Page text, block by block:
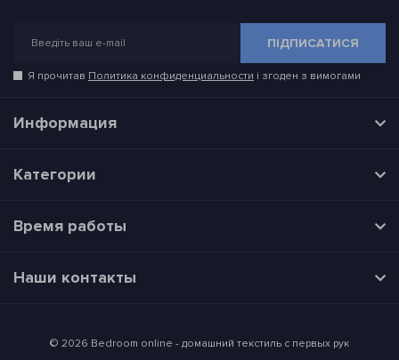
ПІДПИСАТИСЯ
Я прочитав Политика конфиденциальности і згоден з вимогами
Информация
Категории
Время работы
Наши контакты
© 2026 Bedroom online - домашний текстиль с первых рук